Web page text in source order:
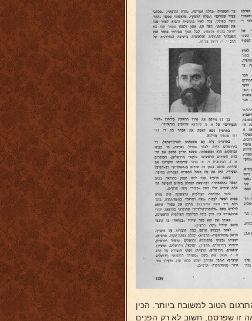
הטוב למשובח ביותר. הכין
זו שפרסם, חשוב לא רק הפנים